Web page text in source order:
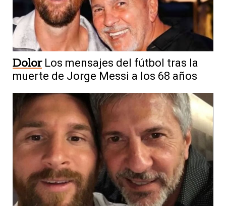
Dolor Los mensajes del fútbol tras la
muerte de Jorge Messi a los 68 años